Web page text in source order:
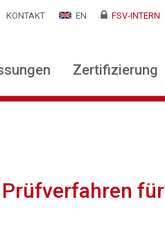
KONTAKT EN FSV-INTERN
Zertifizierung
für